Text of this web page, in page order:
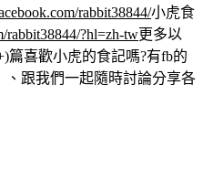
rabbit38844/小虎食
rabbit38844/?hl=zh-tw更多以
篇喜歡小虎的食記嗎?有fb的
跟我們一起隨時討論分享各